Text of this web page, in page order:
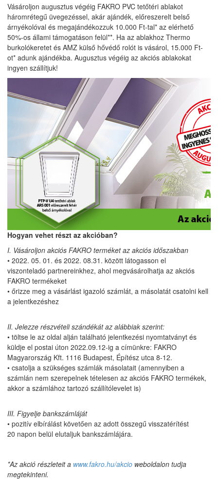
Vásároljon augusztus végéig FAKRO PVC tetőtéri ablakot
háromrétegű üvegezéssel, akár ajándék, előreszerelt belső
árnyékolóval és megajándékozzuk 10.000 Ft-tal* az elérhető
50%-os állami támogatáson felül**. Ha az ablakhoz Thermo
burkolókeretet és AMZ külső hővédő rolót is vásárol, 15.000 Ft-
ot* adunk ajándékba. Augusztus végéig az akciós ablakokat
ingyen szállítjuk!
Hogyan vehet részt az akcióban?
I. Vásároljon akciós FAKRO terméket az akciós időszakban
• 2022. 05. 01. és 2022. 08.31. között látogasson el
viszonteladó partnereinkhez, ahol megvásárolhatja az akciós
FAKRO termékeket
• őrizze meg a vásárlást igazoló számlát, a másolatát csatolni kell
a jelentkezéshez
II. Jelezze részvételi szándékát az alábbiak szerint:
• töltse le az oldal alján található jelentkezési nyomtatványt és
küldje el postai úton 2022.09.12-ig a címünkre: FAKRO
Magyarország Kft. 1116 Budapest, Építész utca 8-12.
• csatolja a szükséges számlák másolatait (amennyiben a
számlán nem szerepelnek tételesen az akciós FAKRO termékek,
akkor a számlához tartozó szállítólevelet is)
III. Figyelje bankszámláját
• pozitív elbírálást követően az adott összegű visszatérítést
20 napon belül elutaljuk bankszámlájára.
*Az akció részleteit a www.fakro.hu/akcio weboldalon tudja
megtekinteni.